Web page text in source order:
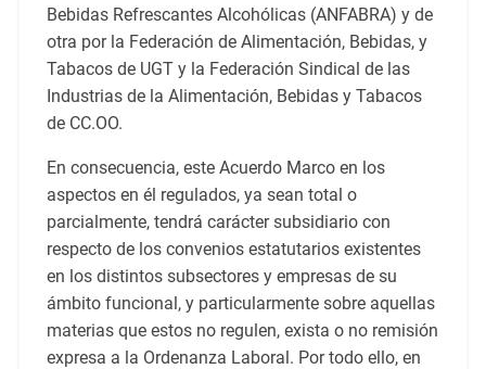
Bebidas Refrescantes Alcohólicas (ANFABRA) y de
otra por la Federación de Alimentación, Bebidas, y
Tabacos de UGT y la Federación Sindical de las
Industrias de la Alimentación, Bebidas y Tabacos
de CC.OO.
En consecuencia, este Acuerdo Marco en los
aspectos en él regulados, ya sean total o
parcialmente, tendrá carácter subsidiario con
respecto de los convenios estatutarios existentes
en los distintos subsectores y empresas de su
ámbito funcional, y particularmente sobre aquellas
materias que estos no regulen, exista o no remisión
expresa a la Ordenanza Laboral. Por todo ello, en